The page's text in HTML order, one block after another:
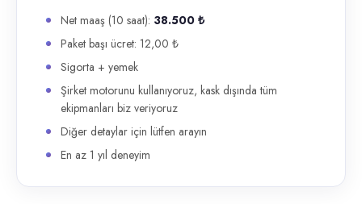
Net maaş (10 saat): 38.500 ₺
Paket başı ücret: 12,00 ₺
Sigorta + yemek
Şirket motorunu kullanıyoruz, kask dışında tüm
ekipmanları biz veriyoruz
Diğer detaylar için lütfen arayın
En az 1 yıl deneyim